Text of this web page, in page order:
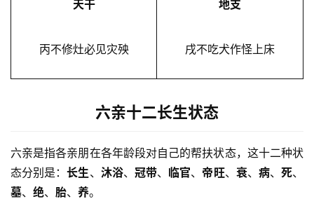
天干
丙不修灶必见灾殃
地支
戌不吃犬作怪上床
六亲十二长生状态
六亲是指各亲朋在各年龄段对自己的帮扶状态，这十二种状
态分别是：长生、 沐浴、 冠带、 临官、 帝旺、 衰、 病、死、
墓、 绝、 胎、 养。